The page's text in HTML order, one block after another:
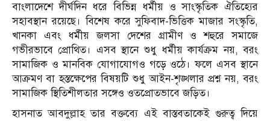
বাংলাদেশে দীর্ঘদিন ধরে বিভিন্ন ধর্মীয় ও সাংস্কৃতিক ঐতিহ্যের
সহাবস্থান রয়েছে। বিশেষ করে সুফিবাদ-ভিত্তিক মাজার সংস্কৃতি,
খানকা এবং ধর্মীয় জলসা দেশের গ্রামীণ ও শহুরে সমাজে
গভীরভাবে প্রোথিত। এসব স্থানে শুধু ধর্মীয় কার্যক্রম নয়, বরং
সামাজিক ও মানবিক যোগাযোগও গড়ে ওঠে। ফলে এসব স্থানে
আক্রমণ বা হস্তক্ষেপের বিষয়টি শুধু আইন-শৃঙ্খলার প্রশ্ন নয়, বরং
সামাজিক স্থিতিশীলতার সঙ্গেও ওতপ্রোতভাবে জড়িত।
হাসনাত আবদুল্লাহ তার বক্তব্যে এই বাস্তবতাকেই গুরুত্ব দিয়ে